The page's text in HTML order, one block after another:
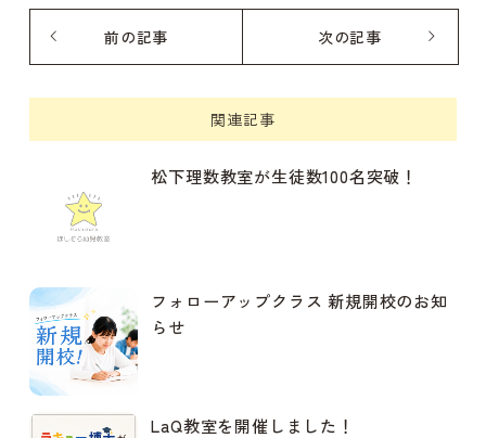
前の記事 次の記事
関連記事
松下理数教室が生徒数100名突破！
フォローアップクラス 新規開校のお知
らせ
LaQ教室を開催しました！